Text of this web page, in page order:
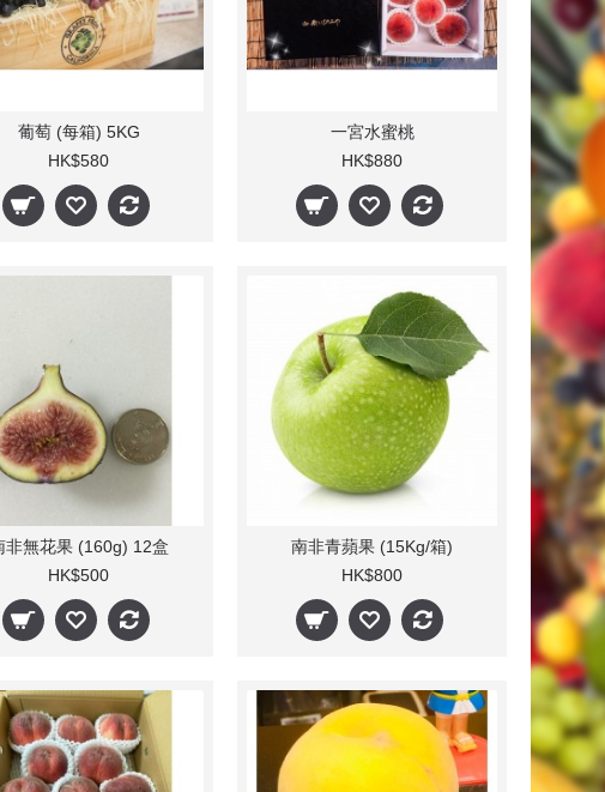
葡萄 (每箱) 5KG
HK$580
一宮水蜜桃
HK$880
非無花果 (160g) 12盒
HK$500
南非青蘋果 (15Kg/箱)
HK$800